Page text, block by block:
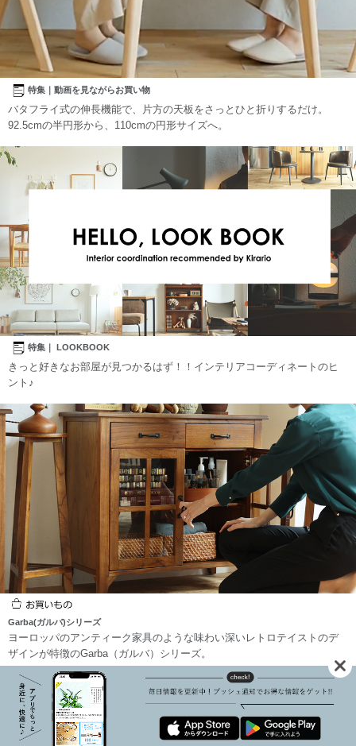
特集｜動画を見ながらお買い物
バタフライ式の伸長機能で、片方の天板をさっとひと折りするだけ。
92.5cmの半円形から、110cmの円形サイズへ。
特集｜ LOOKBOOK
きっと好きなお部屋が見つかるはず！！インテリアコーディネートのヒ
ント♪
Garba(ガルバ)シリーズ
ヨーロッパのアンティーク家具のような味わい深いレトロテイストのデ
ザインが特徴のGarba（ガルバ）シリーズ。
Kirarioが大切に想っている、暮らしにかかわるコト・モノを動画でお届け